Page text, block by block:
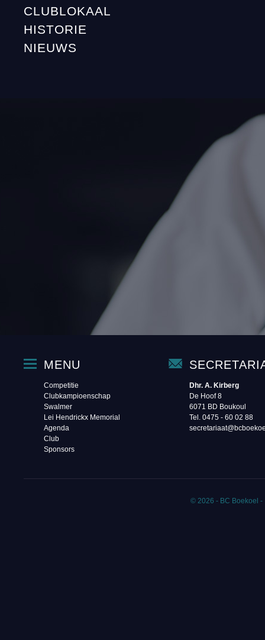
CLUBLOKAAL
HISTORIE
NIEUWS
MENU
Competitie
Clubkampioenschap
Swalmer
Lei Hendrickx Memorial
Agenda
Club
Sponsors
Dhr. A. Kirberg
De Hoof 8
6071 BD Boukoul
Tel. 0475 - 60 02 88‬
© 2026 - BC Boekoel